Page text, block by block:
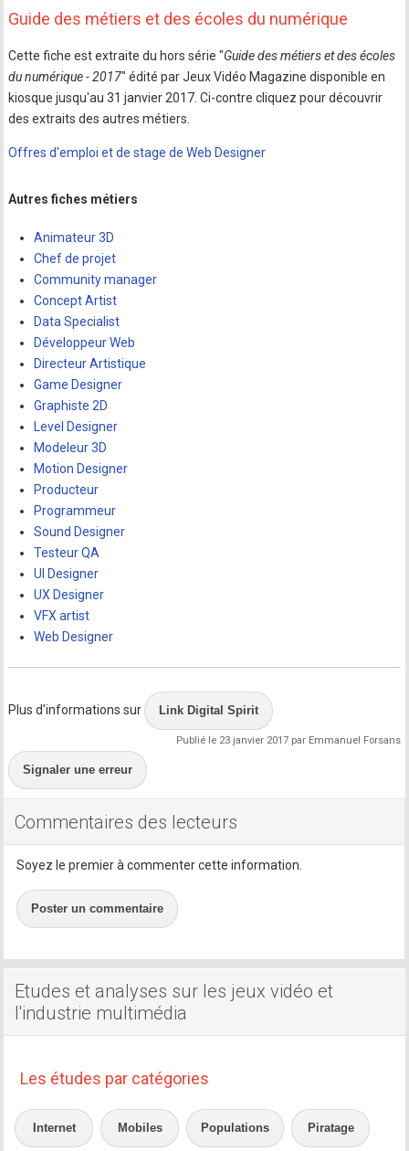
Guide des métiers et des écoles du numérique
Cette fiche est extraite du hors série "Guide des métiers et des écoles
du numérique - 2017" édité par Jeux Vidéo Magazine disponible en
kiosque jusqu'au 31 janvier 2017. Ci-contre cliquez pour découvrir
des extraits des autres métiers.
Offres d'emploi et de stage de Web Designer
Autres fiches métiers
Animateur 3D
Chef de projet
Community manager
Concept Artist
Data Specialist
Développeur Web
Directeur Artistique
Game Designer
Graphiste 2D
Level Designer
Modeleur 3D
Motion Designer
Producteur
Programmeur
Sound Designer
Testeur QA
UI Designer
UX Designer
VFX artist
Web Designer
Plus d'informations sur Link Digital Spirit
Publié le 23 janvier 2017 par Emmanuel Forsans
Signaler une erreur
Commentaires des lecteurs
Soyez le premier à commenter cette information.
Poster un commentaire
Etudes et analyses sur les jeux vidéo et
l'industrie multimédia
Les études par catégories
Internet Mobiles Populations Piratage